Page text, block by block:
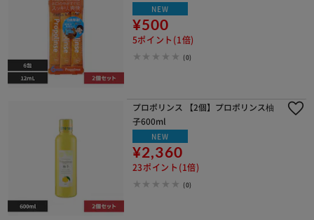
NEW
¥500
5ポイント(1倍)
(0)
プロポリンス 【2個】プロポリンス柚
子600ml
NEW
¥2,360
23ポイント(1倍)
(0)